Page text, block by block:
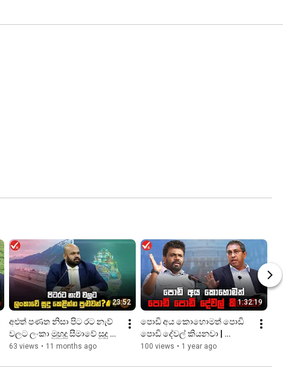
23:52
අළුත් පණත නිසා පිට රට නැව්
වලට ලංකා මුහුදු සීමාවේ සූදු
කෙළින්න පුළුවන් | Parliament
63 views • 11 months ago
1:32:19
පොඩි අය කොහොමත් පොඩි
පොඩි දේවල් කියනවා |
Parliament 2025-08-07
100 views • 1 year ago